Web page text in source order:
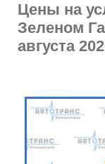
Цены на
Зеленом
августа